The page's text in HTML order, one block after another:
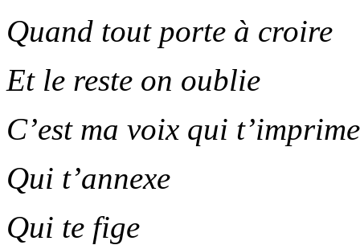
Quand tout porte à croire
Et le reste on oublie
C’est ma voix qui t’imprime
Qui t’annexe
Qui te fige